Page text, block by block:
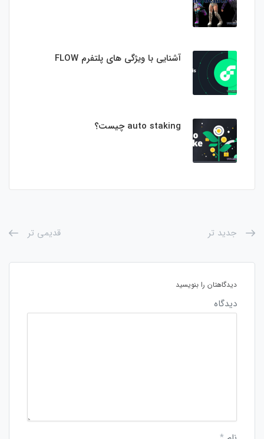
آشنایی با ویژگی های پلتفرم FLOW
auto staking چیست؟
جدید تر قدیمی تر
دیدگاهتان را بنویسید
دیدگاه